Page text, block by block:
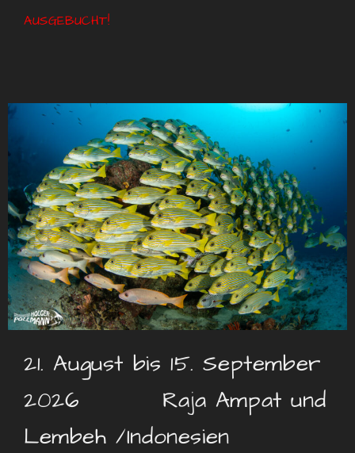
AUSGEBUCHT!
21. August bis 15. September
2026 Raja Ampat und
Lembeh /Indonesien